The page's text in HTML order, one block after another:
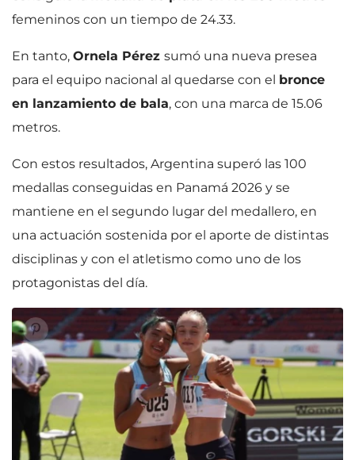
femeninos con un tiempo de 24.33.
En tanto, Ornela Pérez sumó una nueva presea
para el equipo nacional al quedarse con el bronce
en lanzamiento de bala, con una marca de 15.06
metros.
Con estos resultados, Argentina superó las 100
medallas conseguidas en Panamá 2026 y se
mantiene en el segundo lugar del medallero, en
una actuación sostenida por el aporte de distintas
disciplinas y con el atletismo como uno de los
protagonistas del día.